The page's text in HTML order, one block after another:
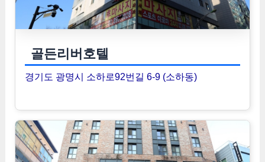
골든리버호텔
경기도 광명시 소하로92번길 6-9 (소하동)